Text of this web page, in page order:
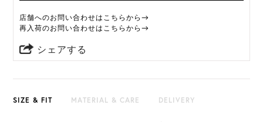
店舗へのお問い合わせはこちらから→
再入荷のお問い合わせはこちらから→
シェアする
SIZE & FIT MATERIAL & CARE DELIVERY